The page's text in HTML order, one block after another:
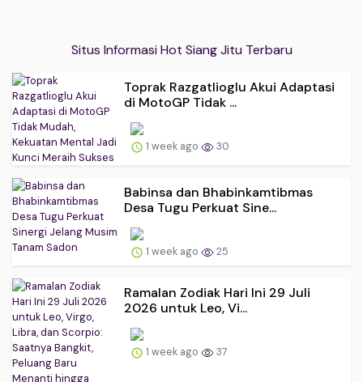
Situs Informasi Hot Siang Jitu Terbaru
Toprak Razgatlioglu Akui Adaptasi
di MotoGP Tidak ...
1 week ago 30
Babinsa dan Bhabinkamtibmas
Desa Tugu Perkuat Sine...
1 week ago 25
Ramalan Zodiak Hari Ini 29 Juli
2026 untuk Leo, Vi...
1 week ago 37